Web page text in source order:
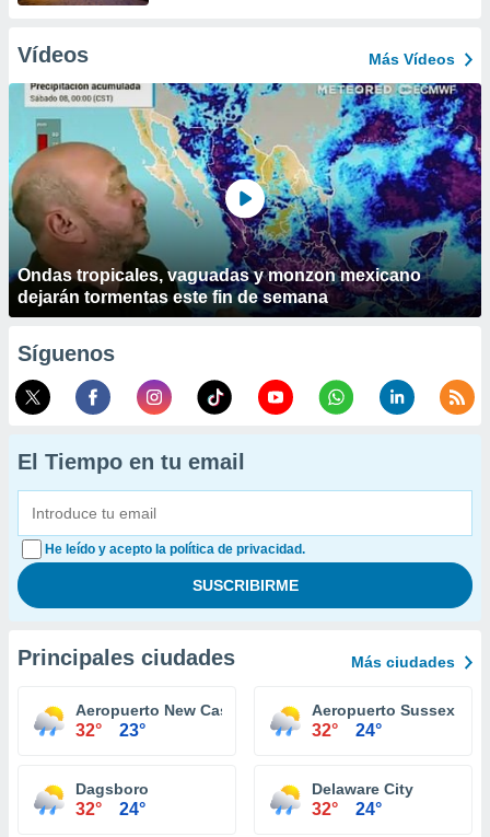
Vídeos Más Vídeos
Ondas tropicales, vaguadas y monzon mexicano
dejarán tormentas este fin de semana
Síguenos
El Tiempo en tu email
He leído y acepto la política de privacidad.
Principales ciudades Más ciudades
Aeropuerto New Castle Wilmington
32° 23°
Aeropuerto Sussex
32° 24°
Dagsboro
32° 24°
Delaware City
32° 24°